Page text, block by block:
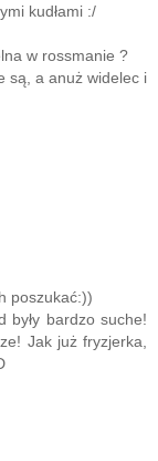
kudłami :/
w rossmanie ?
są, a anuż widelec i
poszukać:))
były bardzo suche!
Jak już fryzjerka,